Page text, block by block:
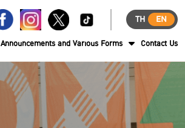
TH
EN
Announcements and Various Forms Contact Us